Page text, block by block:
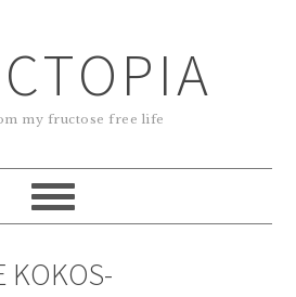
my fructose free life
KOKOS-